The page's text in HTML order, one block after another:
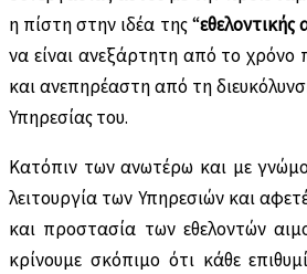
η πίστη στην ιδέα της “εθελοντικής
να είναι ανεξάρτητη από το
και ανεπηρέαστη από τη
Υπηρεσίας του.
Κατόπιν των ανωτέρω και με
λειτουργία των Υπηρεσιών και
και προστασία των εθελοντών
κρίνουμε σκόπιμο ότι κάθε